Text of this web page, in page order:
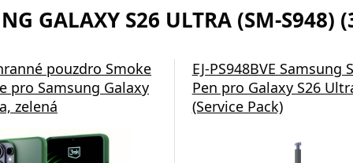
GALAXY S26 ULTRA (SM-S948)
pouzdro Smoke
pro Samsung Galaxy
zelená
EJ-PS948BVE Samsung
Pen pro Galaxy S26
(Service Pack)